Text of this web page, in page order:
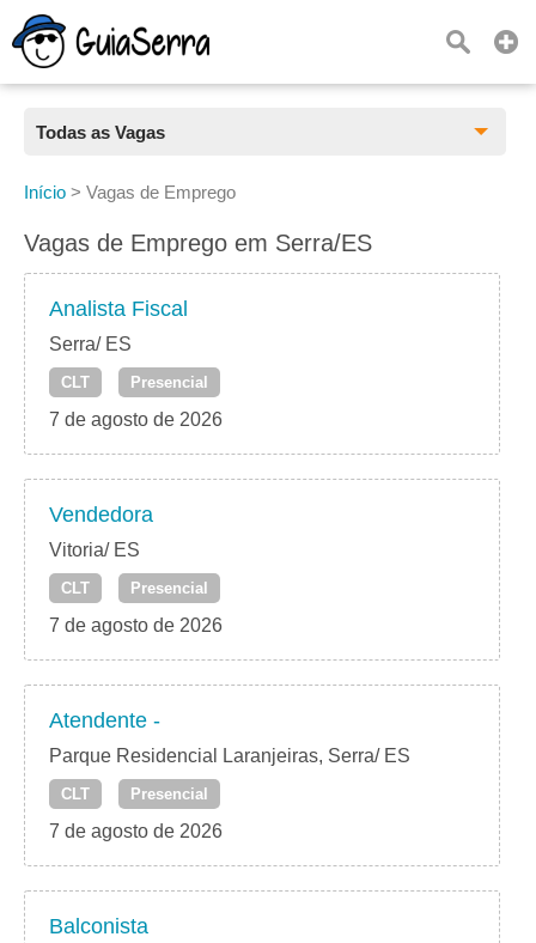
Todas as Vagas
Todas as Vagas
CLT
Freelancer
PJ
Início > Vagas de Emprego
Vagas de Emprego em Serra/ES
Analista Fiscal
Serra/ ES
CLT Presencial
7 de agosto de 2026
Vendedora
Vitoria/ ES
CLT Presencial
7 de agosto de 2026
Atendente -
Parque Residencial Laranjeiras, Serra/ ES
CLT Presencial
7 de agosto de 2026
Balconista